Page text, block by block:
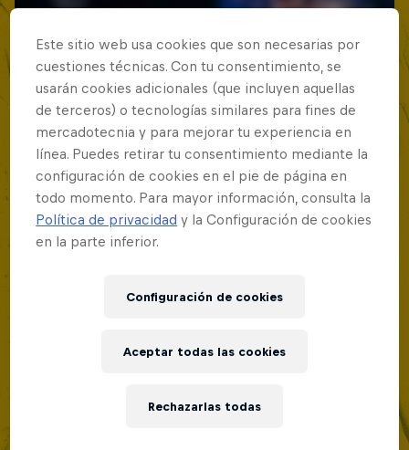
Este sitio web usa cookies que son necesarias por
cuestiones técnicas. Con tu consentimiento, se
usarán cookies adicionales (que incluyen aquellas
de terceros) o tecnologías similares para fines de
mercadotecnia y para mejorar tu experiencia en
línea. Puedes retirar tu consentimiento mediante la
configuración de cookies en el pie de página en
todo momento. Para mayor información, consulta la
Política de privacidad y la Configuración de cookies
en la parte inferior.
Configuración de cookies
Rechazarlas todas
Aceptar todas las cookies